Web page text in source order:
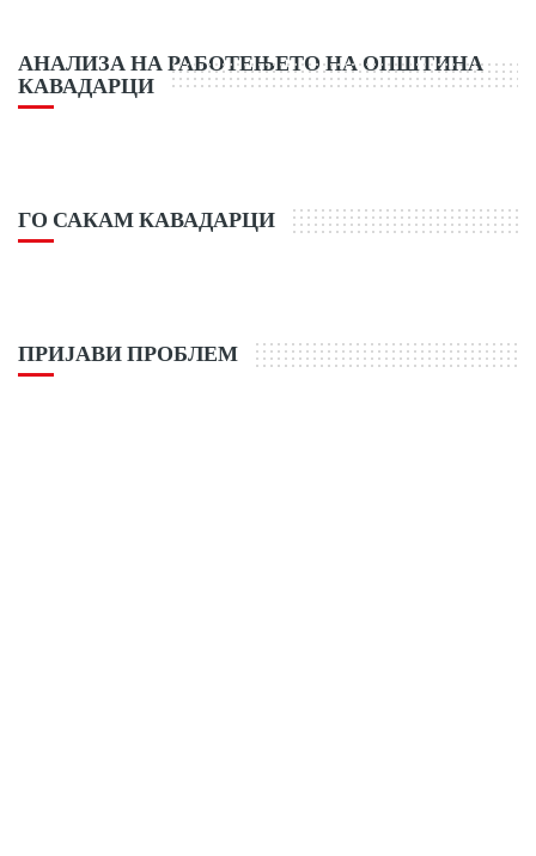
АНАЛИЗА НА РАБОТЕЊЕТО НА ОПШТИНА
КАВАДАРЦИ
ГО САКАМ КАВАДАРЦИ
ПРИЈАВИ ПРОБЛЕМ